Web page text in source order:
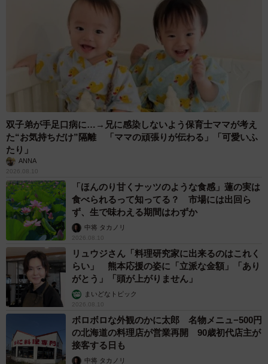
双子弟が手足口病に…→兄に感染しないよう保育士ママが考え
た“お気持ちだけ”隔離 「ママの頑張りが伝わる」「可愛いふ
たり」
ANNA
2026.08.10
「ほんのり甘くナッツのような食感」蓮の実は
食べられるって知ってる？ 市場には出回ら
ず、生で味わえる期間はわずか
中将 タカノリ
2026.08.10
リュウジさん「料理研究家に出来るのはこれく
らい」 熊本応援の姿に「立派な金額」「あり
がとう」「頭が上がりません」
まいどなトピック
2026.08.10
ボロボロな外観のかに太郎 名物メニュ−500円
の北海道の料理店が営業再開 90歳初代店主が
接客する日も
中将 タカノリ